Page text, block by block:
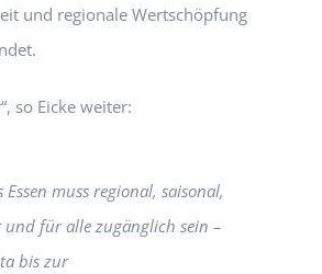
und regionale Wertschöpfung
so Eicke weiter:
Essen muss regional, saisonal,
für alle zugänglich sein –
bis zur